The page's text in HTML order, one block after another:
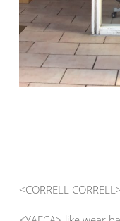
<CORRELL